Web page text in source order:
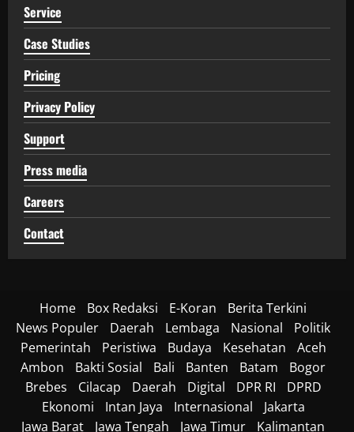
Service
Case Studies
Pricing
Privacy Policy
Support
Press media
Careers
Contact
Home Box Redaksi E-Koran
Berita Terkini
News Populer
Daerah Lembaga Nasional
Politik
Pemerintah
Peristiwa Budaya Kesehatan
Aceh
Ambon
Bakti Sosial Bali Banten Batam
Bogor
Brebes
Cilacap Daerah Digital DPR RI
DPRD
Ekonomi
Intan Jaya Internasional
Jakarta
Jawa Barat
Jawa Tengah Jawa Timur Kalimantan